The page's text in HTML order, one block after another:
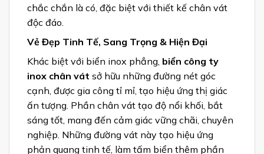
chắc chắn là có, đặc biệt với thiết kế chân vát
độc đáo.
Vẻ Đẹp Tinh Tế, Sang Trọng & Hiện Đại
Khác biệt với biển inox phẳng, biển công ty
inox chân vát sở hữu những đường nét góc
cạnh, được gia công tỉ mỉ, tạo hiệu ứng thị giác
ấn tượng. Phần chân vát tạo độ nổi khối, bắt
sáng tốt, mang đến cảm giác vững chãi, chuyên
nghiệp. Những đường vát này tạo hiệu ứng
phản quang tinh tế, làm tấm biển thêm phần